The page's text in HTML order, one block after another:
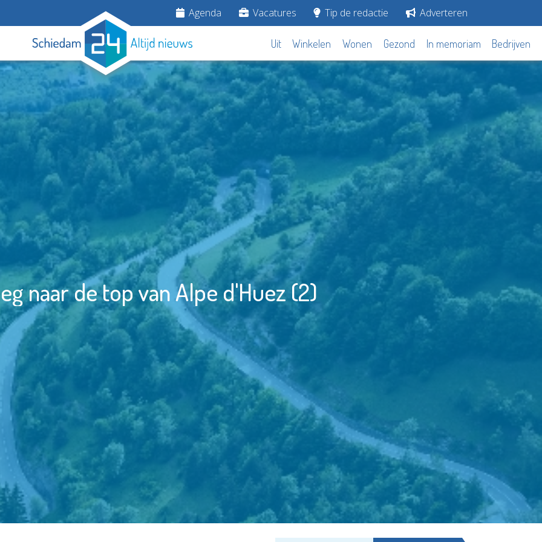
Agenda Vacatures Tip de redactie Adverteren
Uit Winkelen Wonen Gezond In memoriam Bedrijven
naar de top van Alpe d'Huez (2)